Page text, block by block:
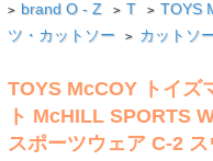
> brand O - Z > T > TOYS
ツ・カットソー
> カットソ
TOYS McCOY トイズ
ト McHILL SPORTS
スポーツウェア C-2